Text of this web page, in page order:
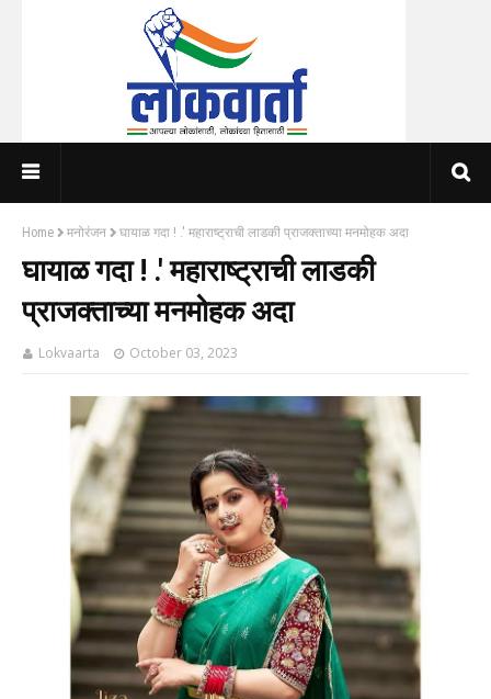
Home मनोरंजन घायाळ गदा ! .' महाराष्ट्राची लाडकी प्राजक्ताच्या मनमोहक अदा
घायाळ गदा ! .' महाराष्ट्राची लाडकी
प्राजक्ताच्या मनमोहक अदा
Lokvaarta October 03, 2023